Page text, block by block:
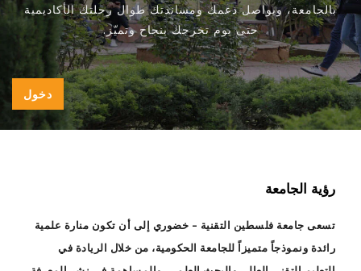
بالجامعة، ويواصل دعمك ومساندتك طوال رحلتك الأكاديمية
حتى يوم تخرجك بنجاح وتميّز.
دخول
رؤية الجامعة
تسعى جامعة فلسطين التقنية – خضوري إلى أن تكون منارة علمية
رائدة ونموذجاً متميزاً للجامعة الحكومية، من خلال الريادة في